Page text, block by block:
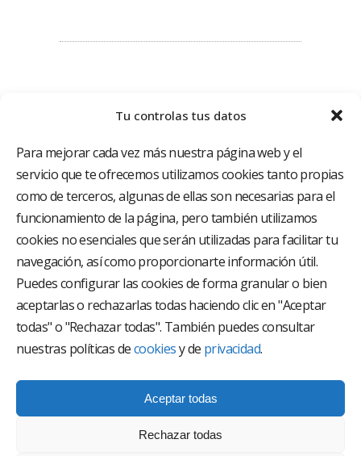
Tu controlas tus datos
Para mejorar cada vez más nuestra página web y el
servicio que te ofrecemos utilizamos cookies tanto propias
como de terceros, algunas de ellas son necesarias para el
funcionamiento de la página, pero también utilizamos
cookies no esenciales que serán utilizadas para facilitar tu
navegación, así como proporcionarte información útil.
Puedes configurar las cookies de forma granular o bien
aceptarlas o rechazarlas todas haciendo clic en "Aceptar
todas" o "Rechazar todas". También puedes consultar
nuestras políticas decookiesy de privacidad.
Aceptar todas
Rechazar todas
El Grupo Hospitalario HLA es uno de los proveedores
hospitalarios con mayor presencia en España, creado
con el objetivo de proporcionar el acceso a una
asistencia sanitaria de alto nivel. Nuestra red asistencial
está compuesta por 18 hospitales y 37 centros médicos
multiespecialidad.
Síguenos en